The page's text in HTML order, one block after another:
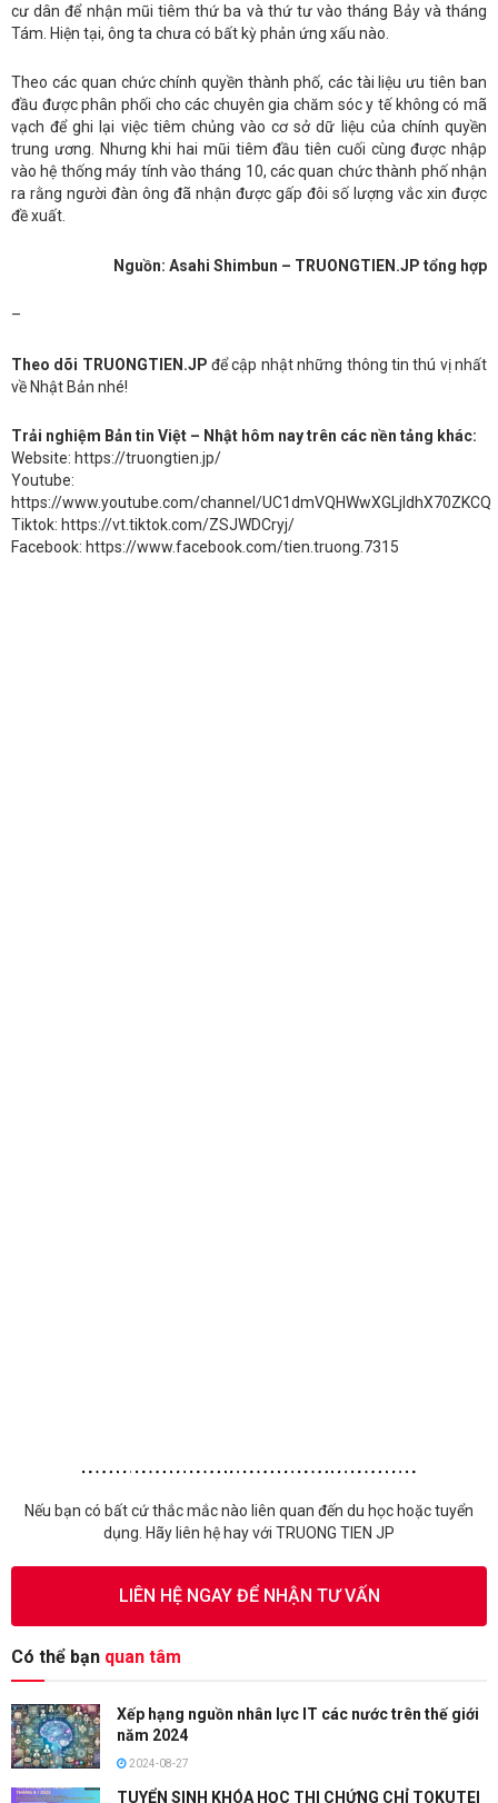
cư dân để nhận mũi tiêm thứ ba và thứ tư vào tháng Bảy và tháng
Tám. Hiện tại, ông ta chưa có bất kỳ phản ứng xấu nào.
Theo các quan chức chính quyền thành phố, các tài liệu ưu tiên ban
đầu được phân phối cho các chuyên gia chăm sóc y tế không có mã
vạch để ghi lại việc tiêm chủng vào cơ sở dữ liệu của chính quyền
trung ương. Nhưng khi hai mũi tiêm đầu tiên cuối cùng được nhập
vào hệ thống máy tính vào tháng 10, các quan chức thành phố nhận
ra rằng người đàn ông đã nhận được gấp đôi số lượng vắc xin được
đề xuất.
Nguồn: Asahi Shimbun – TRUONGTIEN.JP tổng hợp
–
Theo dõi TRUONGTIEN.JP để cập nhật những thông tin thú vị nhất
về Nhật Bản nhé!
Trải nghiệm Bản tin Việt – Nhật hôm nay trên các nền tảng khác:
Website: https://truongtien.jp/
Youtube:
https://www.youtube.com/channel/UC1dmVQHWwXGLjldhX70ZKCQ
Tiktok: https://vt.tiktok.com/ZSJWDCryj/
Facebook: https://www.facebook.com/tien.truong.7315
Nếu bạn có bất cứ thắc mắc nào liên quan đến du học hoặc tuyển
dụng. Hãy liên hệ hay với TRUONG TIEN JP
LIÊN HỆ NGAY ĐỂ NHẬN TƯ VẤN
Có thể bạn quan tâm
Xếp hạng nguồn nhân lực IT các nước trên thế giới
năm 2024
2024-08-27
TUYỂN SINH KHÓA HỌC THI CHỨNG CHỈ TOKUTEI